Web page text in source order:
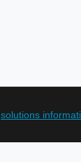
solutions